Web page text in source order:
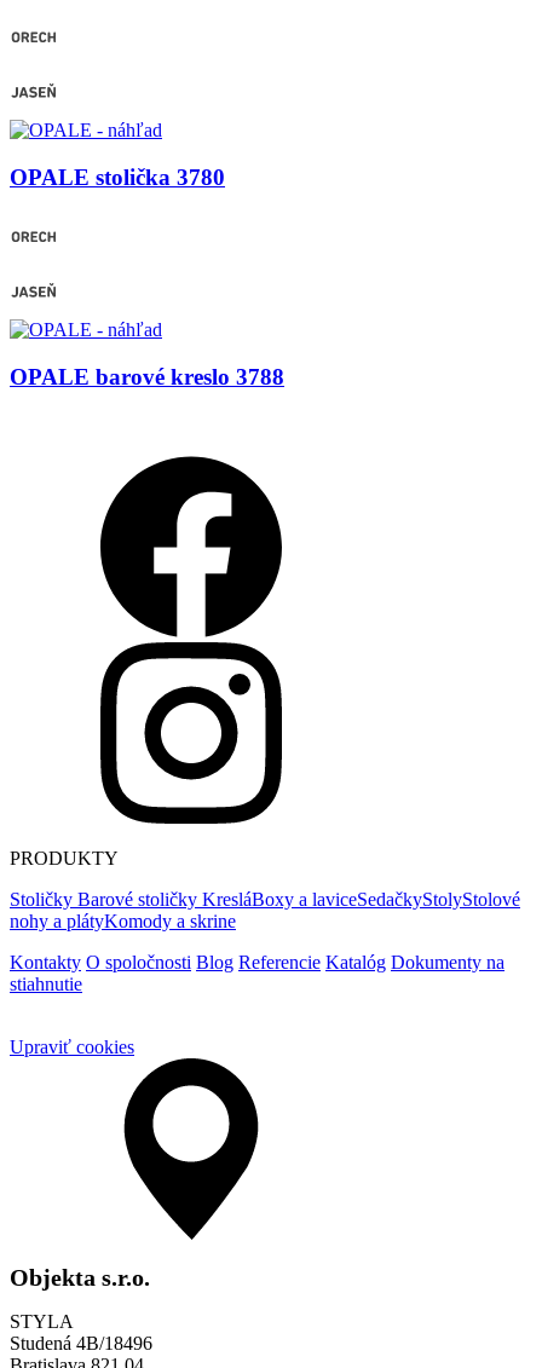
OPALE stolička 3780
OPALE barové kreslo 3788
PRODUKTY
Stoličky Barové stoličky KresláBoxy a laviceSedačkyStolyStolové
nohy a plátyKomody a skrine
Kontakty O spoločnosti Blog Referencie Katalóg Dokumenty na
stiahnutie
Upraviť cookies
Objekta s.r.o.
STYLA
Studená 4B/18496